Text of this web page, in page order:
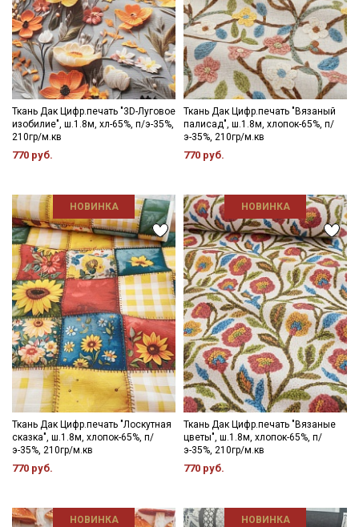
Ткань Дак Цифр.печать "3D-Луговое
изобилие", ш.1.8м, хл-65%, п/э-35%,
210гр/м.кв
770 руб.
Ткань Дак Цифр.печать "Вязаный
палисад", ш.1.8м, хлопок-65%, п/
э-35%, 210гр/м.кв
770 руб.
НОВИНКА
Ткань Дак Цифр.печать "Лоскутная
сказка", ш.1.8м, хлопок-65%, п/
э-35%, 210гр/м.кв
770 руб.
НОВИНКА
Ткань Дак Цифр.печать "Вязаные
цветы", ш.1.8м, хлопок-65%, п/
э-35%, 210гр/м.кв
770 руб.
НОВИНКА НОВИНКА